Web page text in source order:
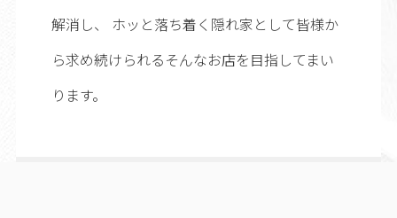
解消し、 ホッと落ち着く隠れ家として皆様か
ら求め続けられるそんなお店を目指してまい
ります。